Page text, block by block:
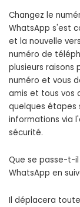
Changez le
WhatsApp s'est
et la nouvelle
numéro de
plusieurs raisons
numéro et vous
amis et tous vos
quelques étapes
informations via
sécurité.
Que se passe-t-
WhatsApp en
Il déplacera